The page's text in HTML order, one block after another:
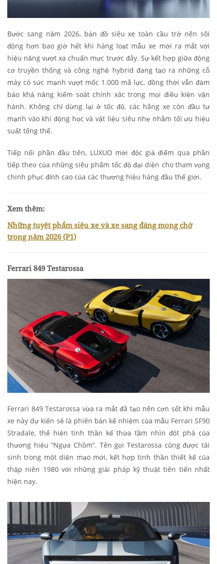
Bước sang năm 2026, bản đồ siêu xe toàn cầu trở nên sôi
động hơn bao giờ hết khi hàng loạt mẫu xe mới ra mắt với
hiệu năng vượt xa chuẩn mực trước đây. Sự kết hợp giữa động
cơ truyền thống và công nghệ hybrid đang tạo ra những cỗ
máy có sức mạnh vượt mốc 1.000 mã lực, đồng thời vẫn đảm
bảo khả năng kiểm soát chính xác trong mọi điều kiện vận
hành. Không chỉ dừng lại ở tốc độ, các hãng xe còn đầu tư
mạnh vào khí động học và vật liệu siêu nhẹ nhằm tối ưu hiệu
suất tổng thể.
Tiếp nối phần đầu tiên, LUXUO mời độc giả điểm qua phần
tiếp theo của những siêu phẩm tốc độ đại diện cho tham vọng
chinh phục đỉnh cao của các thương hiệu hàng đầu thế giới.
Xem thêm:
Những tuyệt phẩm siêu xe và xe sang đáng mong chờ
trong năm 2026 (P1)
Ferrari 849 Testarossa
Ferrari 849 Testarossa vừa ra mắt đã tạo nên cơn sốt khi mẫu
xe này dự kiến sẽ là ​​phiên bản kế nhiệm của mẫu Ferrari SF90
Stradale, thể hiện tinh thần kế thừa tầm nhìn đột phá của
thương hiệu “Ngựa Chồm”. Tên gọi Testarossa cũng được tái
sinh trong một diện mạo mới, kết hợp tinh thần thiết kế của
thập niên 1980 với những giải pháp kỹ thuật tiên tiến nhất
hiện nay.